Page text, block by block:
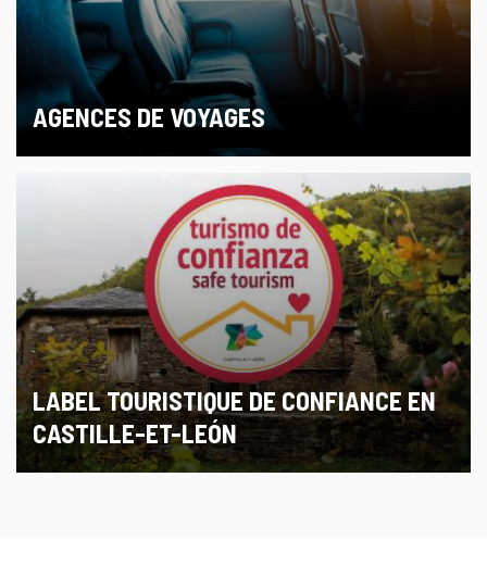
AGENCES DE VOYAGES
LABEL TOURISTIQUE DE CONFIANCE EN
CASTILLE-ET-LEÓN